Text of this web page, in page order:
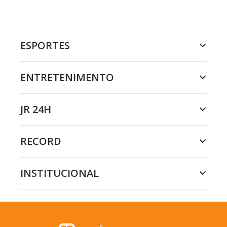
ESPORTES
ENTRETENIMENTO
JR 24H
RECORD
INSTITUCIONAL